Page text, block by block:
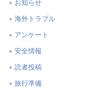
お知らせ
海外トラブル
アンケート
安全情報
読者投稿
旅行準備